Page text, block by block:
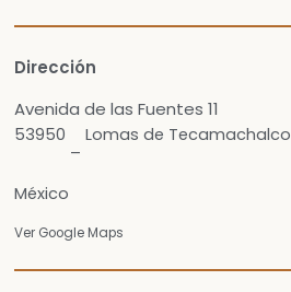
Dirección
Avenida de las Fuentes 11
53950
–
Lomas de Tecamachalco
México
Ver Google Maps